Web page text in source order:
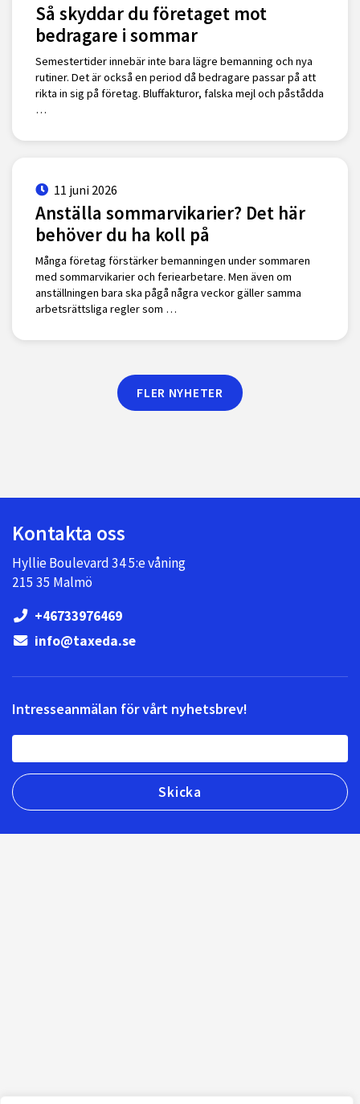
Så skyddar du företaget mot
bedragare i sommar
Semestertider innebär inte bara lägre bemanning och nya
rutiner. Det är också en period då bedragare passar på att
rikta in sig på företag. Bluffakturor, falska mejl och påstådda
…
11 juni 2026
Anställa sommarvikarier? Det här
behöver du ha koll på
Många företag förstärker bemanningen under sommaren
med sommarvikarier och feriearbetare. Men även om
anställningen bara ska pågå några veckor gäller samma
arbetsrättsliga regler som …
FLER NYHETER
Kontakta oss
Hyllie Boulevard 34 5:e våning
215 35 Malmö
+46733976469
info@taxeda.se
Intresseanmälan för vårt nyhetsbrev!